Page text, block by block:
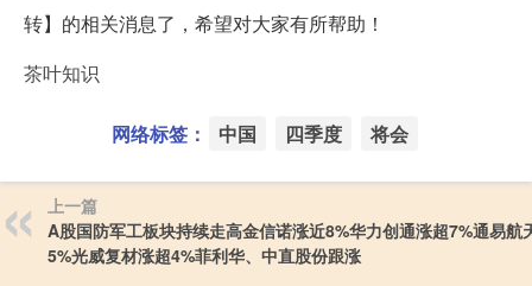
转】的相关消息了，希望对大家有所帮助！
茶叶知识
网络标签： 中国 四季度 将会
上一篇
A股国防军工板块持续走高金信诺涨近8%华力创通涨超7%通易航
5%光威复材涨超4%菲利华、中直股份跟涨